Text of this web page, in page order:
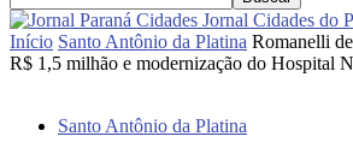
Jornal Cidades do
Início Santo Antônio da Platina Romanelli
R$ 1,5 milhão e modernização do Hospital
Santo Antônio da Platina